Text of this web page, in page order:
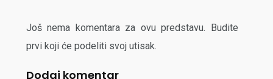
Još nema komentara za ovu predstavu. Budite
prvi koji će podeliti svoj utisak.
Dodaj komentar